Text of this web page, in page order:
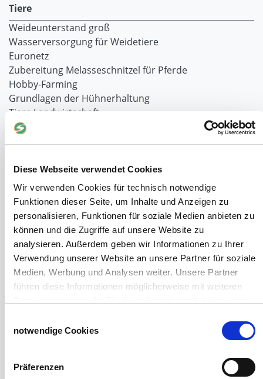
Diese Webseite verwendet Cookies
Wir verwenden Cookies für technisch notwendige
Funktionen dieser Seite, um Inhalte und Anzeigen zu
personalisieren, Funktionen für soziale Medien anbieten zu
können und die Zugriffe auf unsere Website zu
analysieren. Außerdem geben wir Informationen zu Ihrer
Verwendung unserer Website an unsere Partner für soziale
Medien, Werbung und Analysen weiter. Unsere Partner
führen diese Informationen möglicherweise mit weiteren
haben.
notwendige Cookies
Präferenzen
Tiere
Weideunterstand groß
Wasserversorgung für Weidetiere
Euronetz
Zubereitung Melasseschnitzel für Pferde
Hobby-Farming
Grundlagen der Hühnerhaltung
Tiere Landwirtschaft
Desinfektionsmittel
Stallapotheke für Hühner
Saatgut für die Pferdeweide
Windschutzgewebe
Windschutznetze für Reithallen
Galerie Windschutznetze
Windschutznetz für Pferdeführanlagen
Windschutznetz für Pferdestall
Lubratec Tore
Lubratec Fronten
Windschutznetz mit Ösen
Windschutznetz Meterware